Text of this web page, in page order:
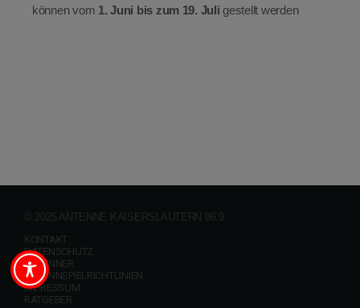
können vom 1. Juni bis zum 19. Juli gestellt werden
© 2025 ANTENNE KAISERSLAUTERN 96.9
KONTAKT
DATENSCHUTZ
GEWINNER
GEWINNSPIELRICHTLINIEN
IMPRESSUM
RATGEBER